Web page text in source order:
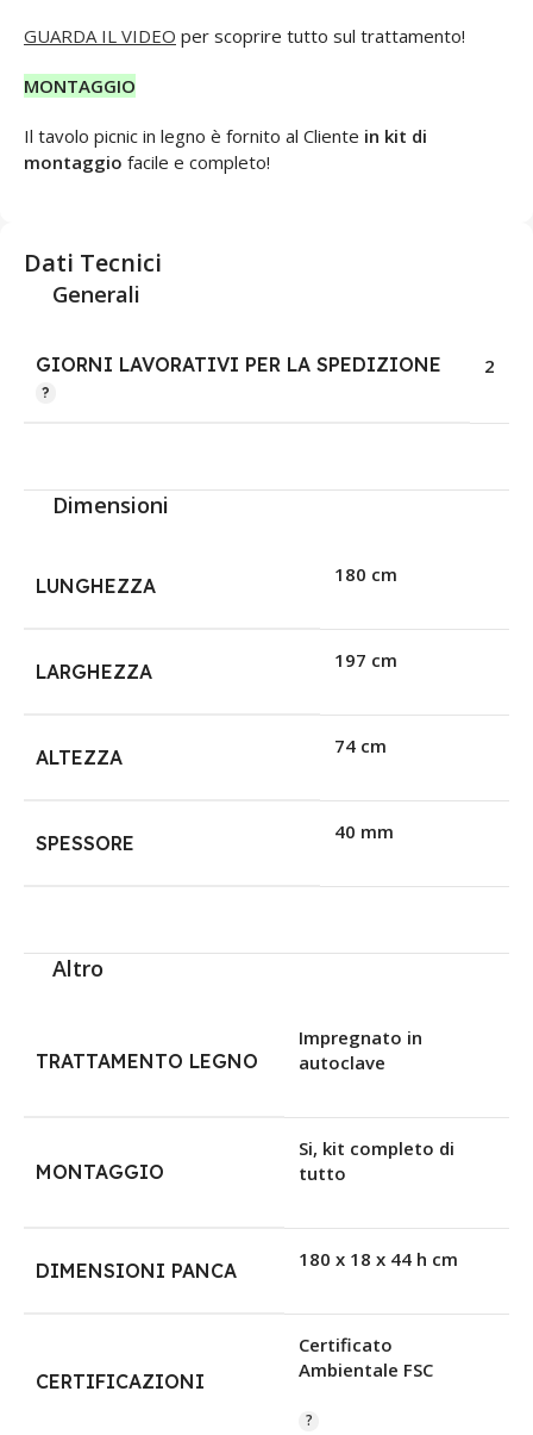
GUARDA IL VIDEO per scoprire tutto sul trattamento!
MONTAGGIO
Il tavolo picnic in legno è fornito al Cliente in kit di
montaggio facile e completo!
Dati Tecnici
Generali
GIORNI LAVORATIVI PER LA SPEDIZIONE 2
Dimensioni
LUNGHEZZA 180 cm
LARGHEZZA 197 cm
ALTEZZA 74 cm
SPESSORE 40 mm
Altro
TRATTAMENTO LEGNO
Impregnato in
autoclave
MONTAGGIO
Si, kit completo di
tutto
DIMENSIONI PANCA 180 x 18 x 44 h cm
CERTIFICAZIONI
Certificato
Ambientale FSC